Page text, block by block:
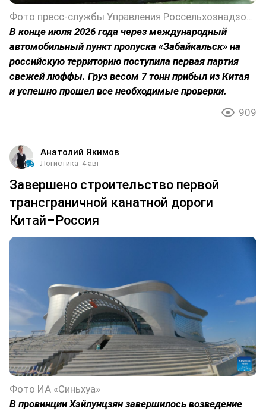
Фото пресс-службы Управления Россельхознадзора по Забайкальскому краю
В конце июля 2026 года через международный
автомобильный пункт пропуска «Забайкальск» на
российскую территорию поступила первая партия
свежей люффы. Груз весом 7 тонн прибыл из Китая
и успешно прошел все необходимые проверки.
909
Анатолий Якимов
Логистика 4 авг
Завершено строительство первой
трансграничной канатной дороги
Китай–Россия
Фото ИА «Синьхуа»
В провинции Хэйлунцзян завершилось возведение